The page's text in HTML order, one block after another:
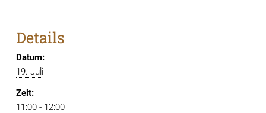
Details
Datum:
19. Juli
Zeit:
11:00 - 12:00